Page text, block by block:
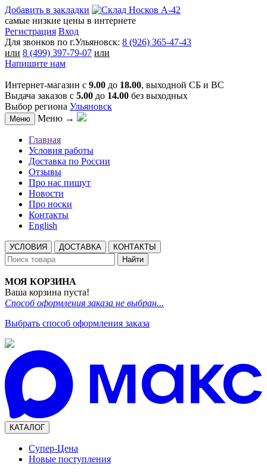
Добавить в закладки
самые низкие цены в интернете
Регистрация Вход
Для звонков по г.Ульяновск: 8 (926) 365-47-43
или 8 (499) 397-79-07 или
Напишите нам
Интернет-магазин с 9.00 до 18.00, выходной СБ и ВС
Выдача заказов с 5.00 до 14.00 без выходных
Выбор региона Ульяновск
Меню Меню →
Главная
Условия работы
Доставка по России
Отзывы
Про нас пишут
Новости
Про носки
Контакты
English
УСЛОВИЯ ДОСТАВКА
КОНТАКТЫ
Найти
МОЯ КОРЗИНА
Ваша корзина пуста!
Способ оформления заказа не выбран...
Выбрать способ оформления заказа
КАТАЛОГ
Супер-Цена
Новые поступления